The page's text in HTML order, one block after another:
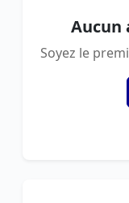
Aucun
Soyez le